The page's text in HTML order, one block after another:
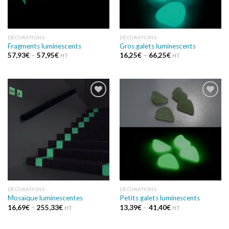
DÉCORATIONS
Fragments luminescents
57,93€– 57,95€ HT
DÉCORATIONS
Gros galets luminescents
16,25€– 66,25€ HT
à la
wishlist
DÉCORATIONS
Mosaïque luminescentes
16,69€– 255,33€ HT
DÉCORATIONS
Petits galets luminescents
13,39€– 41,40€ HT